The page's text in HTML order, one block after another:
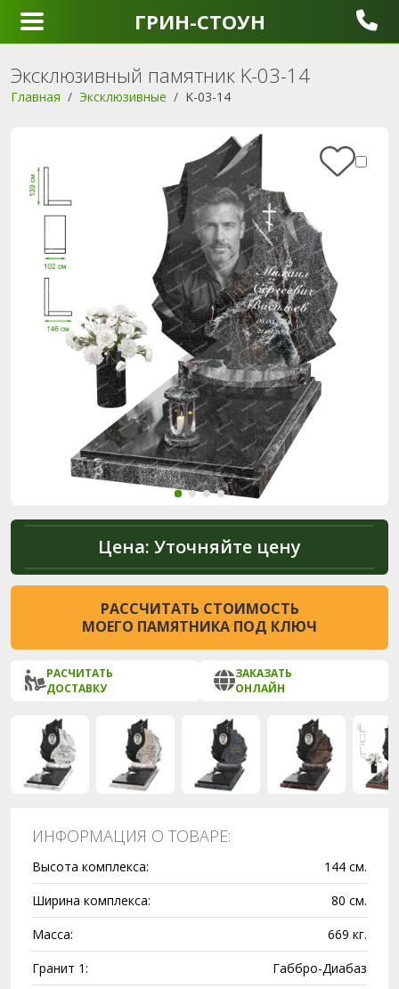
ГРИН-СТОУН
Эксклюзивный памятник K-03-14
Главная Эксклюзивные K-03-14
Цена: Уточняйте цену
РАССЧИТАТЬ СТОИМОСТЬ
МОЕГО ПАМЯТНИКА ПОД КЛЮЧ
РАСЧИТАТЬ
ДОСТАВКУ
ЗАКАЗАТЬ
ОНЛАЙН
ИНФОРМАЦИЯ О ТОВАРЕ:
Высота комплекса:
144 см.
Ширина комплекса:
80 см.
Масса:
669 кг.
Гранит 1:
Габбро-Диабаз